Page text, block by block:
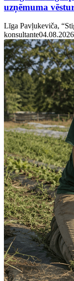
uzņēmuma
Līga Pavļukeviča,
konsultante04.08.2026